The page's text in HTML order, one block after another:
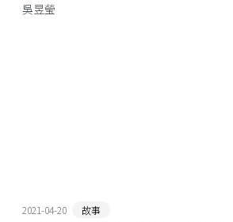
吳昱瑩
2021-04-20 故事